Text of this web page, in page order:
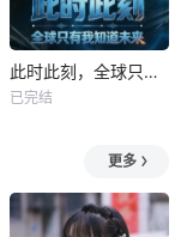
此时此刻，全球只有我知道未来
已完结
更多